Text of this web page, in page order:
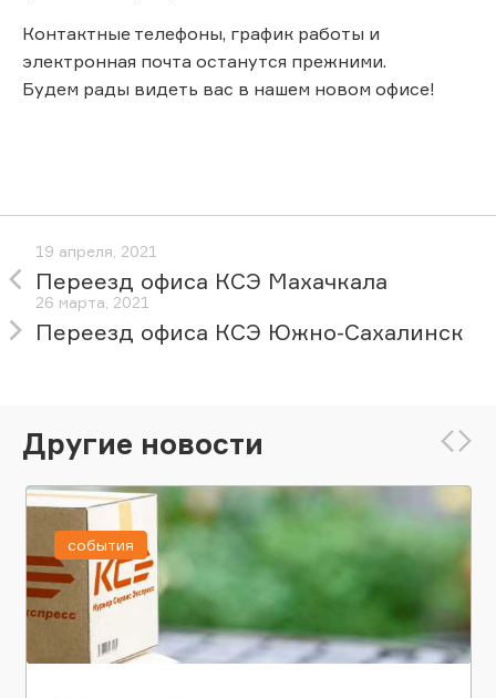
Контактные телефоны, график работы и
электронная почта останутся прежними.
Будем рады видеть вас в нашем новом офисе!
19 апреля, 2021
Переезд офиса КСЭ Махачкала
26 марта, 2021
Переезд офиса КСЭ Южно-Сахалинск
Другие новости
события